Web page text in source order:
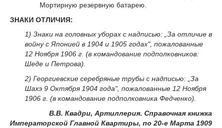
Мортирную резервную батарею.
ЗНАКИ ОТЛИЧИЯ:
1) Знаки на головных уборах с надписью: „За отличие в
войну с Японией в 1904 и 1905 годах", пожалованные
12 Ноября 1906 г. (в командование подполковников:
Шеде и Петрова).
2) Георгиевские серебряные трубы с надписью: „За
Шахэ 9 Октября 1904 года", пожалованные 12 Ноября
1906 г. (в командование подполковника Федченко).
В.В. Квадри, Артиллерия. Справочная книжка
Императорской Главной Квартиры, по 20-е Марта 1909